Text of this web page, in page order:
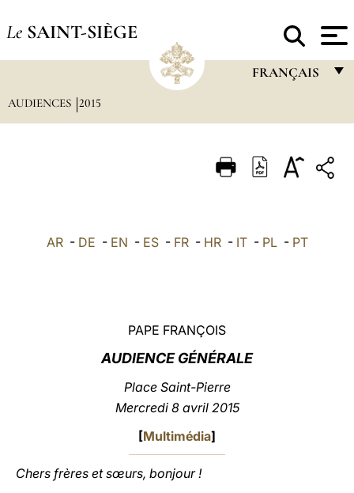
Le SAINT-SIÈGE
FRANÇAIS
ITALIANO
中文
AUDIENCES 2015
AR- DE - EN - ES- FR- HR- IT- PL- PT
PAPE FRANÇOIS
AUDIENCE GÉNÉRALE
Place Saint-Pierre
Mercredi 8 avril 2015
[Multimédia]
Chers frères et sœurs, bonjour !